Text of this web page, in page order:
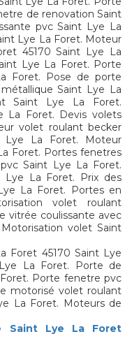
de renovation Saint
pvc Saint Lye La
Lye La Foret. Moteur
45170 Saint Lye La
Lye La Foret. Porte
Foret. Pose de porte
Saint Lye La
Saint Lye La Foret.
La Foret. Devis volets
volet roulant becker
Lye La Foret. Moteur
Foret. Portes fenetres
Saint Lye La Foret.
Lye La Foret. Prix des
La Foret. Portes en
volet roulant
vitrée coulissante avec
volet Saint
Foret 45170 Saint Lye
La Foret. Porte de
Porte fenetre pvc
motorisé volet roulant
La Foret. Moteurs de
Saint Lye La Foret